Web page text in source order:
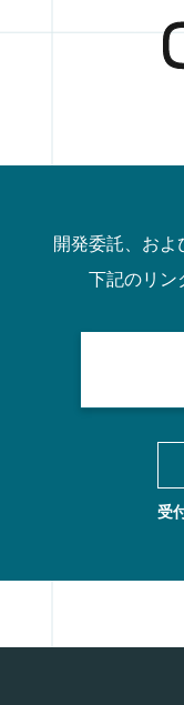
開発委託、およ
下記のリン
受